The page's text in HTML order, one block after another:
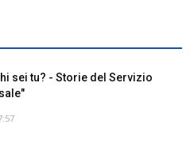
sei tu? - Storie del Servizio